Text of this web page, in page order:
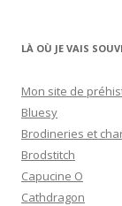
LÀ OÙ JE VAIS
Mon site de
Bluesy
Brodineries et
Brodstitch
Capucine O
Cathdragon